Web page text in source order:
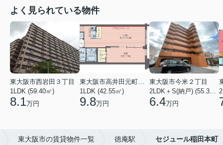
よく見られている物件
東大阪市西岩田３丁目
1LDK (59.40㎡)
8.1万円
東大阪市高井田元町２丁目
1LDK (42.55㎡)
9.8万円
東大阪市今米２丁目
2LDK＋S(納戸) (55.35㎡)
6.4万円
東大阪市の賃貸物件一覧 徳庵駅 セジュール稲田本町